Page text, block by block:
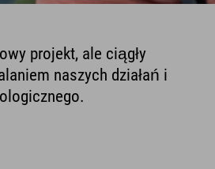
projekt, ale ciągły
naszych działań i